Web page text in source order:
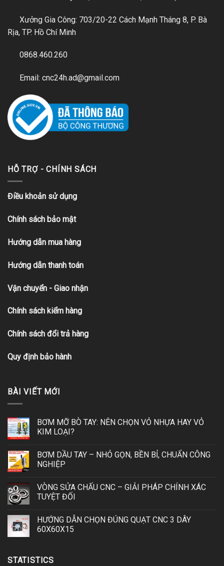
Xưởng Gia Công: 703/20-22 Cách Mạnh Tháng 8, P. Bà
Rịa, TP. Hồ Chí Minh
0868.460.260
Email: cnc24h.ad@gmail.com
HỖ TRỢ - CHÍNH SÁCH
Điều khoản sử dụng
Chính sách bảo mật
Hướng dẫn mua hàng
Hướng dẫn thanh toán
Vận chuyển - Giao nhận
Chính sách kiểm hàng
Chính sách đổi trả hàng
Quy định bảo hành
BÀI VIẾT MỚI
BƠM MỠ BÒ TAY: NÊN CHỌN VỎ NHỰA HAY VỎ
KIM LOẠI?
BƠM DẦU TAY – NHỎ GỌN, BỀN BỈ, CHUẨN CÔNG
NGHIỆP
VÒNG SỬA CHẤU CNC – GIẢI PHÁP CHÍNH XÁC
TUYỆT ĐỐI
HƯỚNG DẪN CHỌN ĐÚNG QUẠT CNC 3 DÂY
60X60X15
STATISTICS